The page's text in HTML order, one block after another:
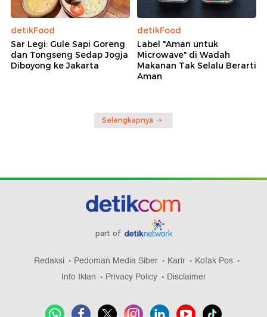
detikFood
Sar Legi: Gule Sapi Goreng
dan Tongseng Sedap Jogja
Diboyong ke Jakarta
detikFood
Label "Aman untuk
Microwave" di Wadah
Makanan Tak Selalu Berarti
Aman
Selengkapnya
part of
Redaksi Pedoman Media Siber Karir
Kotak Pos
Info Iklan
Privacy Policy Disclaimer